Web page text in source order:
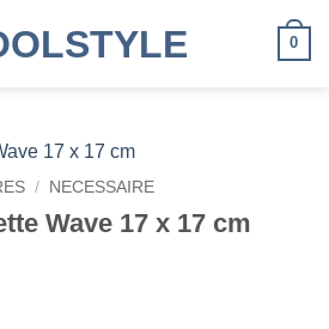
0
/ NECESSAIRE
Wave 17 x 17 cm